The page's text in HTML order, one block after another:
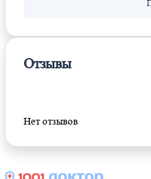
Отзывы
Нет отзывов